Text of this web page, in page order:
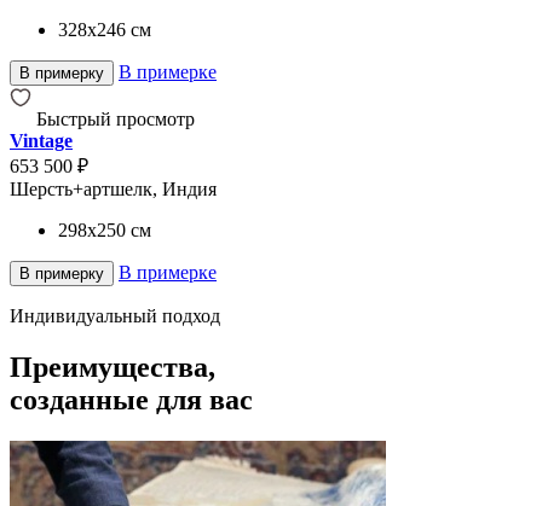
328x246 см
В примерку В примерке
Быстрый просмотр
Vintage
653 500 ₽
Шерсть+артшелк, Индия
298x250 см
В примерку В примерке
Индивидуальный подход
Преимущества,
созданные для вас